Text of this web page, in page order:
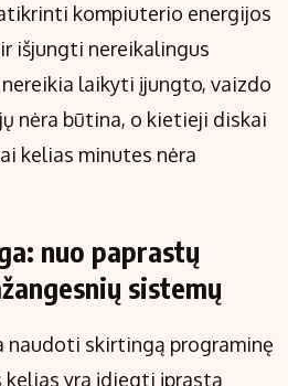
kompiuterio energijos
išjungti nereikalingus
laikyti įjungto, vaizdo
nėra būtina, o kietieji diskai
kelias minutes nėra
nuo paprastų
sistemų
naudoti skirtingą programinę
kelias yra įdiegti įprastą